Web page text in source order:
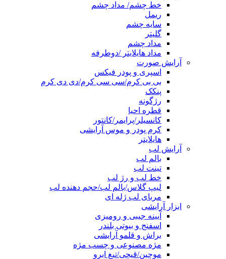
خط چشم/ مداد چشم
ریمل
سایه چشم
گلیتر
مداد چشم
مداد هایلایتر /دوطرفه
آرایش صورت
اسپری و پودر فیکس
بی بی کرم/سی سی کرم/دی دی کرم
پنکک
رژگونه
قطره احیا
کانسیلر/پرایمر/کانتور
کرم پودر و موس آرایشی
هایلایتر
آرایش لب
بالم لب
تینت لب
خط لب و رژ لب
لیپ گلاس/بالم لب/حجم دهنده لب
مربای لب ژله ای
ابزار آرایشی
آیینه جیبی و رومیزی
اسفنج و بیوتی بلندر
براش و قلمو آرایشی
مژه مصنوعی و چسب مژه
موچین/قیچی/تیغ ابرو